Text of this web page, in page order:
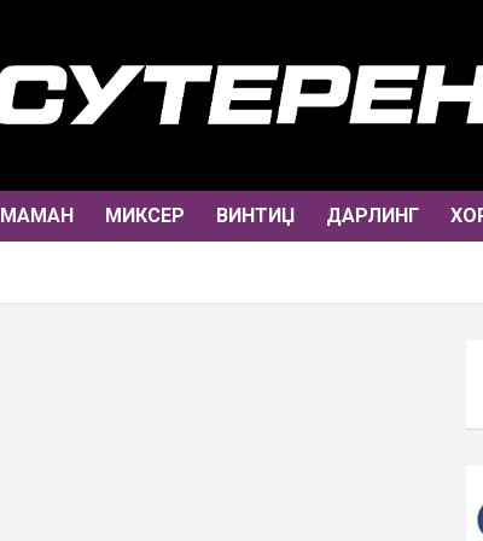
МАМАН МИКСЕР ВИНТИЏ ДАРЛИНГ